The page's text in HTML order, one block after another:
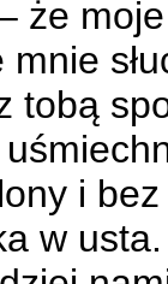
że
mnie
tobą
i bez
w usta.